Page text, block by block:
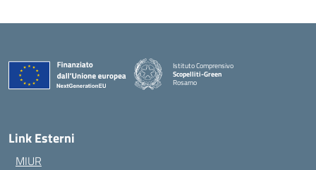
Istituto Comprensivo
Scopelliti-Green
Rosarno
Link Esterni
MIUR